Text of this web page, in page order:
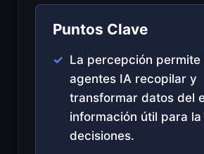
Puntos Clave
La percepción permite
agentes IA recopilar y
transformar datos del
información útil para
decisiones.